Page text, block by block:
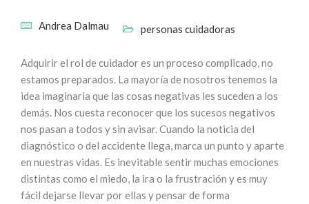
Andrea Dalmau personas cuidadoras
Adquirir el rol de cuidador es un proceso complicado, no
estamos preparados. La mayoría de nosotros tenemos la
idea imaginaria que las cosas negativas les suceden a los
demás. Nos cuesta reconocer que los sucesos negativos
nos pasan a todos y sin avisar. Cuando la noticia del
diagnóstico o del accidente llega, marca un punto y aparte
en nuestras vidas. Es inevitable sentir muchas emociones
distintas como el miedo, la ira o la frustración y es muy
fácil dejarse llevar por ellas y pensar de forma